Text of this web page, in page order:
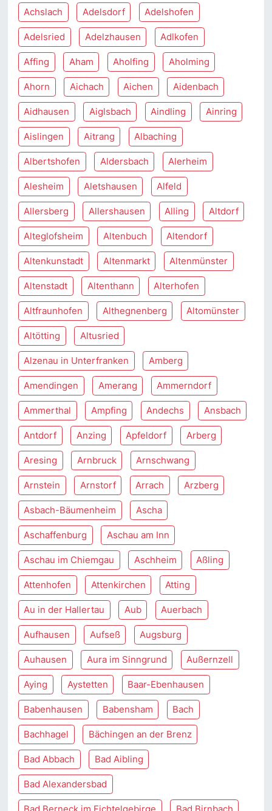
Achslach Adelsdorf Adelshofen
Adelsried Adelzhausen Adlkofen
Affing Aham Aholfing Aholming
Ahorn Aichach Aichen Aidenbach
Aidhausen Aiglsbach Aindling Ainring
Aislingen Aitrang Albaching
Albertshofen Aldersbach Alerheim
Alesheim Aletshausen Alfeld
Allersberg Allershausen Alling Altdorf
Alteglofsheim Altenbuch Altendorf
Altenkunstadt Altenmarkt Altenmünster
Altenstadt Altenthann Alterhofen
Altfraunhofen Althegnenberg Altomünster
Altötting Altusried
Alzenau in Unterfranken Amberg
Amendingen Amerang Ammerndorf
Ammerthal Ampfing Andechs Ansbach
Antdorf Anzing Apfeldorf Arberg
Aresing Arnbruck Arnschwang
Arnstein Arnstorf Arrach Arzberg
Asbach-Bäumenheim Ascha
Aschaffenburg Aschau am Inn
Aschau im Chiemgau Aschheim Aßling
Attenhofen Attenkirchen Atting
Au in der Hallertau Aub Auerbach
Aufhausen Aufseß Augsburg
Auhausen Aura im Sinngrund Außernzell
Aying Aystetten Baar-Ebenhausen
Babenhausen Babensham Bach
Bachhagel Bächingen an der Brenz
Bad Abbach Bad Aibling
Bad Alexandersbad